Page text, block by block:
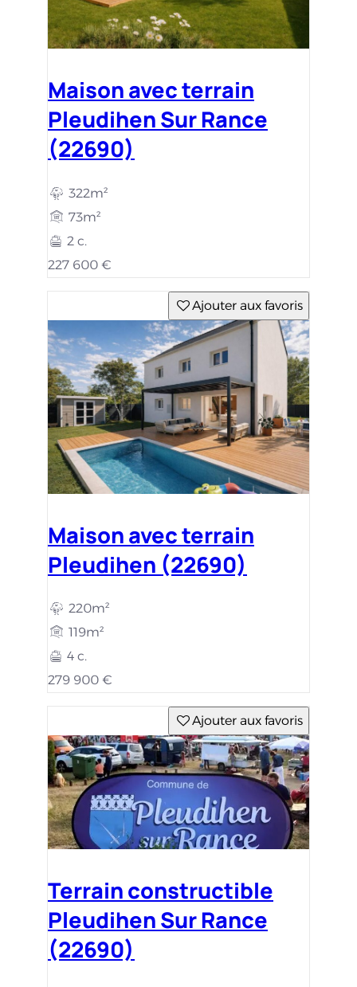
Maison avec terrain
Pleudihen Sur Rance
(22690)
322m²
73m²
2 c.
227 600 €
Ajouter aux favoris
Maison avec terrain
Pleudihen (22690)
220m²
119m²
4 c.
279 900 €
Ajouter aux favoris
Terrain constructible
Pleudihen Sur Rance
(22690)